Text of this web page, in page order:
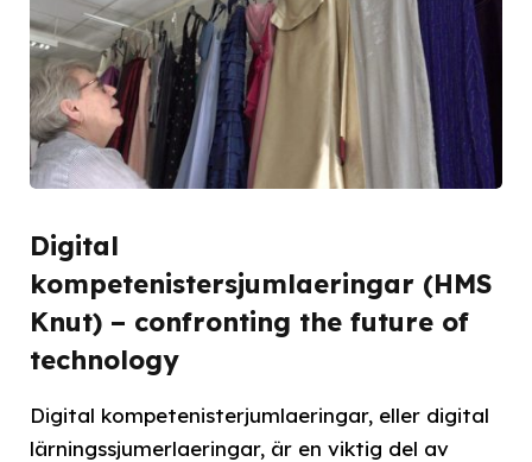
Digital
kompetenistersjumlaeringar (HMS
Knut) – confronting the future of
technology
Digital kompetenisterjumlaeringar, eller digital
lärningssjumerlaeringar, är en viktig del av